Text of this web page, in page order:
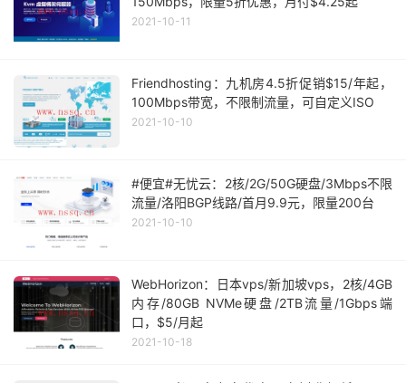
2021-10-11
Friendhosting：九机房4.5折促销$15/年起，
100Mbps带宽，不限制流量，可自定义ISO
2021-10-10
#便宜#无忧云：2核/2G/50G硬盘/3Mbps不限
流量/洛阳BGP线路/首月9.9元，限量200台
2021-10-10
WebHorizon：日本vps/新加坡vps，2核/4GB
内存/80GB NVMe硬盘/2TB流量/1Gbps端
口，$5/月起
2021-10-18